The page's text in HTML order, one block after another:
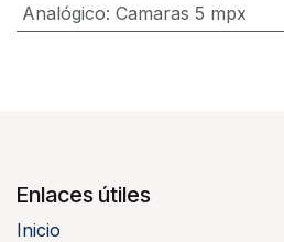
Analógico: Camaras 5 mpx
Enlaces útiles
Inicio